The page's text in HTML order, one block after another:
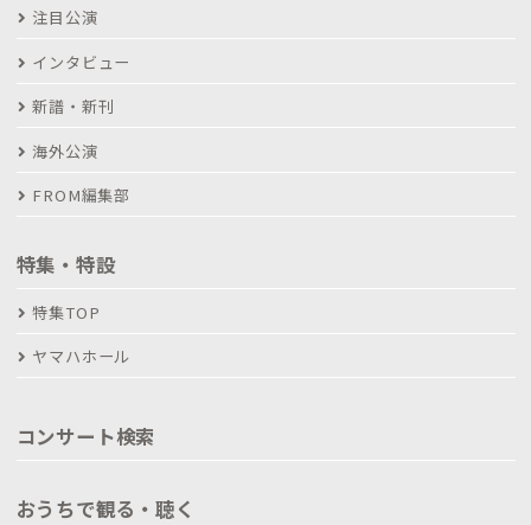
注目公演
インタビュー
新譜・新刊
海外公演
FROM編集部
特集・特設
特集TOP
ヤマハホール
コンサート検索
おうちで観る・聴く